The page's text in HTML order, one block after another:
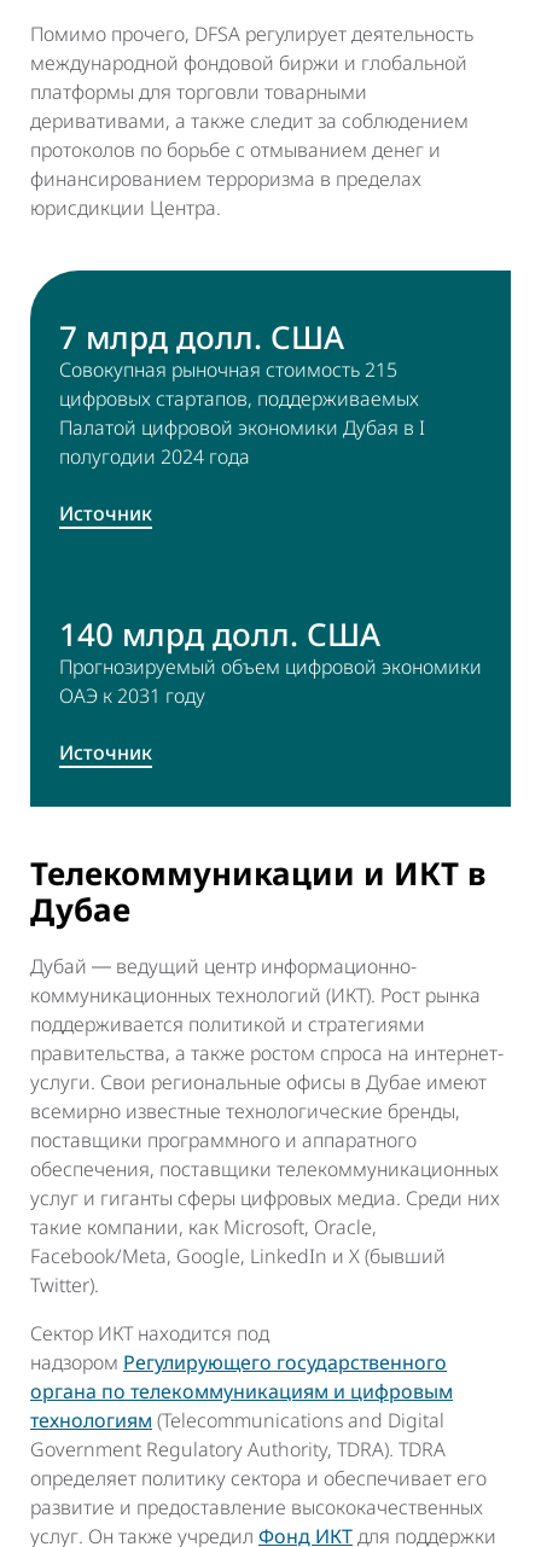
Помимо прочего, DFSA регулирует деятельность
международной фондовой биржи и глобальной
платформы для торговли товарными
деривативами, а также следит за соблюдением
протоколов по борьбе с отмыванием денег и
финансированием терроризма в пределах
юрисдикции Центра.
7 млрд долл. США
Совокупная рыночная стоимость 215
цифровых стартапов, поддерживаемых
Палатой цифровой экономики Дубая в I
полугодии 2024 года
Источник
140 млрд долл. США
Прогнозируемый объем цифровой экономики
ОАЭ к 2031 году
Источник
Телекоммуникации и ИКТ в
Дубае
Дубай ― ведущий центр информационно-
коммуникационных технологий (ИКТ). Рост рынка
поддерживается политикой и стратегиями
правительства, а также ростом спроса на интернет-
услуги. Свои региональные офисы в Дубае имеют
всемирно известные технологические бренды,
поставщики программного и аппаратного
обеспечения, поставщики телекоммуникационных
услуг и гиганты сферы цифровых медиа. Среди них
такие компании, как Microsoft, Oracle,
Facebook/Meta, Google, LinkedIn и X (бывший
Twitter).
Сектор ИКТ находится под
надзором Регулирующего государственного
органа по телекоммуникациям и цифровым
технологиям (Telecommunications and Digital
Government Regulatory Authority, TDRA). TDRA
определяет политику сектора и обеспечивает его
развитие и предоставление высококачественных
услуг. Он также учредил Фонд ИКТдля поддержки